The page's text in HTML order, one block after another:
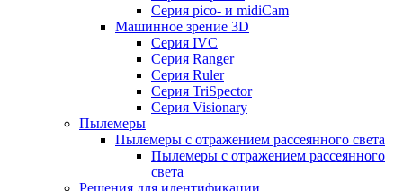
Серия pico- и midiCam
Машинное зрение 3D
Серия IVC
Серия Ranger
Серия Ruler
Серия TriSpector
Серия Visionary
Пылемеры
Пылемеры с отражением рассеянного света
Пылемеры с отражением рассеянного
света
Решения для идентификации